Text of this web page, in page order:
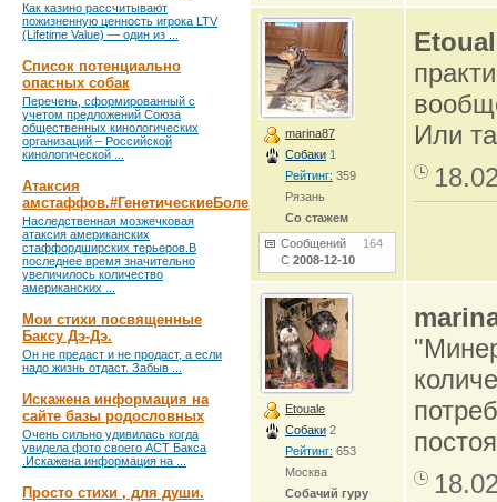
Как казино рассчитывают
пожизненную ценность игрока LTV
(Lifetime Value) — один из ...
Список потенциально
опасных собак
Перечень, сформированный с
учетом предложений Союза
общественных кинологических
организаций – Российской
кинологической ...
Атаксия
амстаффов.#ГенетическиеБолезни
Наследственная мозжечковая
атаксия американских
стаффордширских терьеров.В
последнее время значительно
увеличилось количество
американских ...
Мои стихи посвященные
Баксу Дэ-Дэ.
Он не предаст и не продаст, а если
надо жизнь отдаст. Забыв ...
Искажена информация на
сайте базы родословных
Очень сильно удивилась когда
увидела фото своего АСТ Бакса
.Искажена информация на ...
Просто стихи , для души.
marina87
Собаки 1
Рейтинг: 359
Рязань
Со стажем
Сообщений 164
С 2008-12-10
Или
Etouale
Собаки 2
Рейтинг: 653
Москва
Собачий гуру